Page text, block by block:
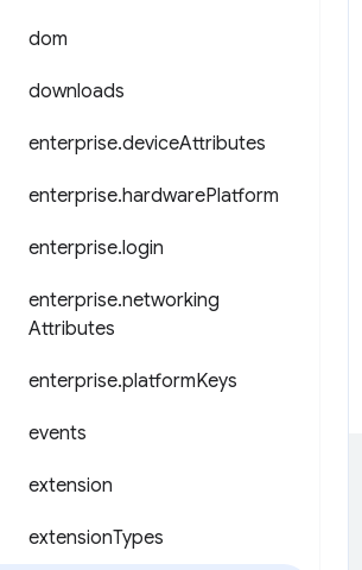
dom
downloads
enterprise.deviceAttributes
enterprise.hardwarePlatform
enterprise.login
enterprise.networking
Attributes
enterprise.platformKeys
events
extension
extensionTypes